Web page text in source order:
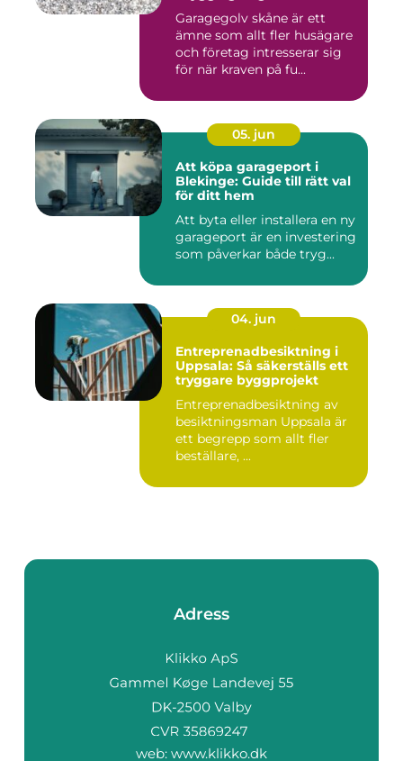
Garagegolv skåne är ett
ämne som allt fler husägare
och företag intresserar sig
för när kraven på fu...
05. jun
Att köpa garageport i
Blekinge: Guide till rätt val
för ditt hem
Att byta eller installera en ny
garageport är en investering
som påverkar både tryg...
04. jun
Entreprenadbesiktning i
Uppsala: Så säkerställs ett
tryggare byggprojekt
Entreprenadbesiktning av
besiktningsman Uppsala är
ett begrepp som allt fler
beställare, ...
Adress
web: www.klikko.dk